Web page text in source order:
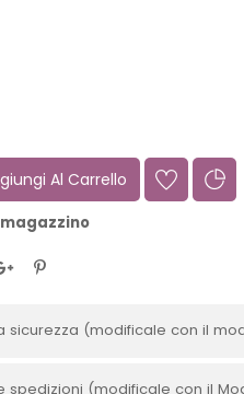
Al Carrello
sicurezza (modificale con il
spedizioni (modificale con il